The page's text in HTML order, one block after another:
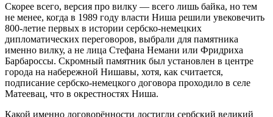
Скорее всего, версия про вилку — всего лишь байка, но тем
не менее, когда в 1989 году власти Ниша решили увековечить
800-летие первых в истории сербско-немецких
дипломатических переговоров, выбрали для памятника
именно вилку, а не лица Стефана Немани или Фридриха
Барбароссы. Скромный памятник был установлен в центре
города на набережной Нишавы, хотя, как считается,
подписание сербско-немецкого договора проходило в селе
Матеевац, что в окрестностях Ниша.
Какой именно договорённости достигли сербский великий